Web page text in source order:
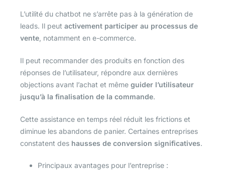
L’utilité du chatbot ne s’arrête pas à la génération de
leads. Il peut activement participer au processus de
vente , notamment en e-commerce.
Il peut recommander des produits en fonction des
réponses de l’utilisateur, répondre aux dernières
objections avant l’achat et même guider l’utilisateur
jusqu’à la finalisation de la commande.
Cette assistance en temps réel réduit les frictions et
diminue les abandons de panier. Certaines entreprises
constatent des hausses de conversion significatives.
Principaux avantages pour l’entreprise :